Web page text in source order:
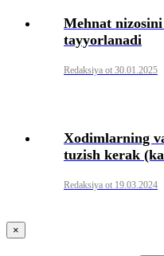
Moddiy yordam
Mehnat intizomi
Malakasini oshirish
Mehnat
tayyorlanadi
Redaksiya ot 30.01.2025
Xodimlarning
tuzish kerak
Redaksiya ot 19.03.2024
×